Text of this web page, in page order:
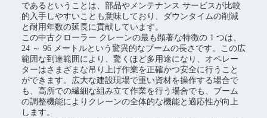
であるということは、部品やメンテナンス サービスが比較
的入手しやすいことも意味しており、ダウンタイムの削減
と耐用年数の延長に貢献しています。
この中古クローラー クレーンの最も顕著な特徴の 1 つは、
24 ～ 96 メートルという驚異的なブームの長さです。この広
範囲な到達範囲により、驚くほど多用途になり、オペレー
ターはさまざまな吊り上げ作業を正確かつ安全に行うこと
ができます。広大な建設現場で重い資材を操作する場合で
も、高所での繊細な組み立て作業を行う場合でも、ブーム
の調整機能によりクレーンの全体的な機能と適応性が向上
します。